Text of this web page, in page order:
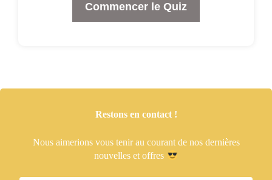
Commencer le Quiz
Restons en contact !
Nous aimerions vous tenir au courant de nos dernières
nouvelles et offres